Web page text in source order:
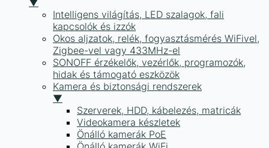
▼
Intelligens világítás, LED szalagok, fali
kapcsolók és izzók
Okos aljzatok, relék, fogyasztásmérés WiFivel,
Zigbee-vel vagy 433MHz-el
SONOFF érzékelők, vezérlők, programozók,
hidak és támogató eszközök
Kamera és biztonsági rendszerek
▼
Szerverek, HDD, kábelezés, matricák
Videokamera készletek
Önálló kamerák PoE